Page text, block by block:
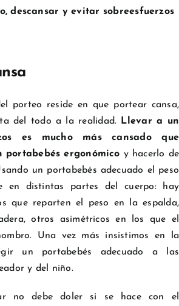
descansar y evitar sobreesfuerzos
porteo reside en que portear cansa,
del todo a la realidad.
Llevar a un
es mucho más cansado que
ergonómico y hacerlo de
un portabebés adecuado el peso
en distintas partes del cuerpo: hay
que reparten el peso en la espalda,
otros asimétricos en los que el
Una vez más insistimos en la
un portabebés adecuado a las
y del niño.
no debe doler si se hace con el